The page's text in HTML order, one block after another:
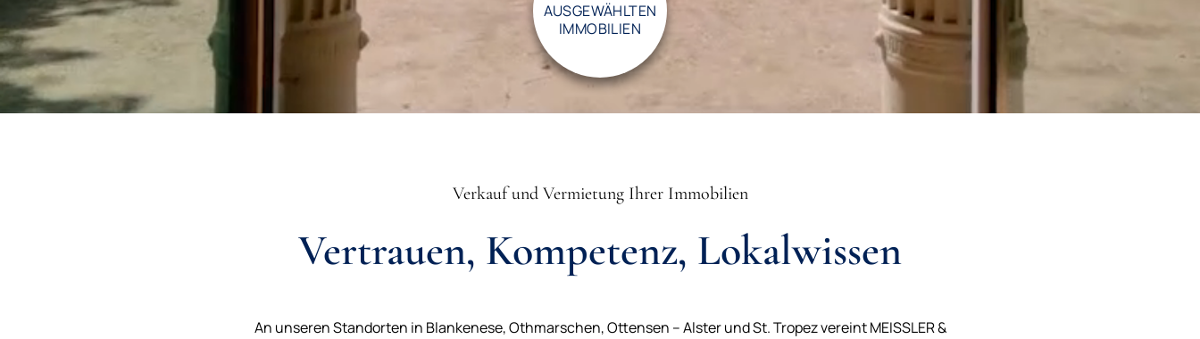
AUSGEWÄHLTEN
IMMOBILIEN
Verkauf und Vermietung Ihrer Immobilien
Vertrauen, Kompetenz, Lokalwissen
An unseren Standorten in Blankenese, Othmarschen, Ottensen – Alster und St. Tropez vereint MEISSLER &